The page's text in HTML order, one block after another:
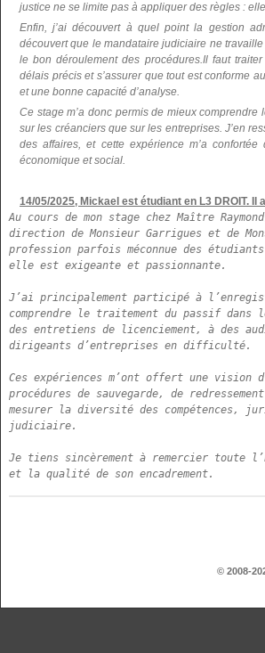
justice ne se limite pas à appliquer des règles :
Enfin, j’ai découvert à quel point la gestion
découvert que le mandataire judiciaire ne
le bon déroulement des procédures.Il faut
délais précis et s’assurer que tout est conforme
et une bonne capacité d’analyse.
Ce stage m’a donc permis de mieux
sur les créanciers que sur les entreprises. J’en
des affaires, et cette expérience m’a
économique et social.
14/05/2025, Mickael est étudiant en L3 DROIT. Il
Au cours de mon stage chez Maître
direction de Monsieur Garrigues et de
profession parfois méconnue des
elle est exigeante et passionnante.
J’ai principalement participé à
comprendre le traitement du passif
des entretiens de licenciement, à des
dirigeants d’entreprises en difficulté.
Ces expériences m’ont offert une vision
procédures de sauvegarde, de
mesurer la diversité des compétences,
judiciaire.
Je tiens sincèrement à remercier toute
et la qualité de son encadrement.
© 2008-